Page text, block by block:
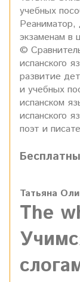
учебных
Реаниматор,
экзаменам в
©
испанского
развитие
и учебных
испанском
испанского
поэт и
Татьяна
The